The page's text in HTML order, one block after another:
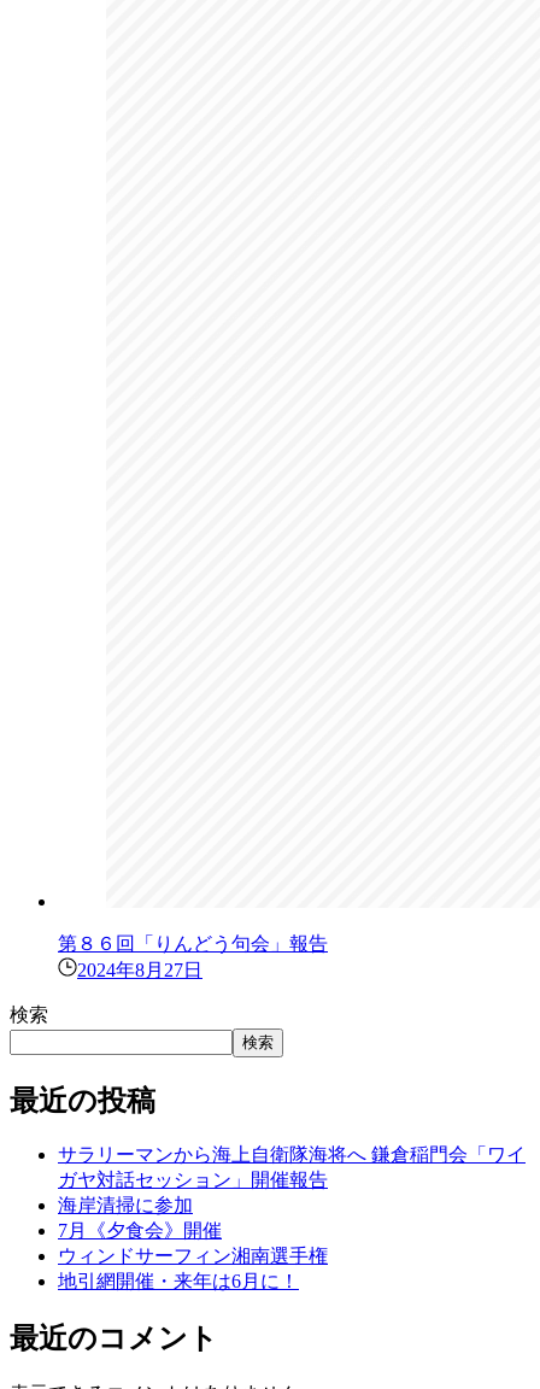
第８６回「りんどう句会」報告
2024年8月27日
検索
検索
最近の投稿
サラリーマンから海上自衛隊海将へ 鎌倉稲門会「ワイ
ガヤ対話セッション」開催報告
海岸清掃に参加
7月《夕食会》開催
ウィンドサーフィン湘南選手権
地引網開催・来年は6月に！
最近のコメント